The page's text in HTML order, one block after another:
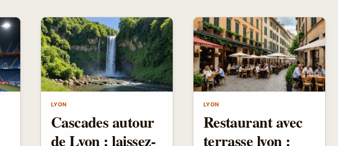
LYON
Cascades autour
de Lyon : laissez-
LYON
Restaurant avec
terrasse lyon :